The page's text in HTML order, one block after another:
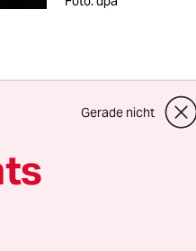
in
Gerade nicht